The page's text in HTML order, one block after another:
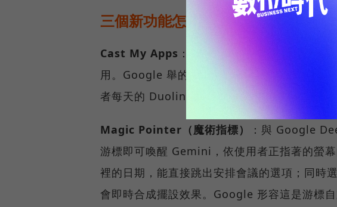
三個新功能怎麼運作？
Cast My Apps ：手機上的 App 不必安裝到
用。Google 舉的情境是工作中肚子餓，直接
者每天的 Duolingo 練習通知，也能直接在
Magic Pointer（魔術指標）
：與 Google
游標即可喚醒 Gemini，依使用者正指著的螢
裡的日期，能直接跳出安排會議的選項；同時
會即時合成擺設效果。Google 形容這是游標